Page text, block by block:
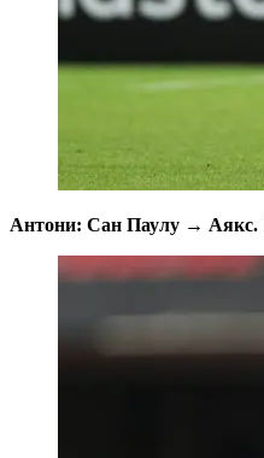
Антони: Сан Паулу → Аякс.